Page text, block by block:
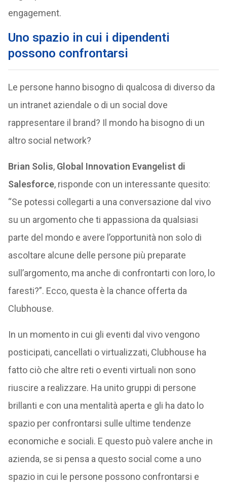
engagement.
Uno spazio in cui i dipendenti
possono confrontarsi
Le persone hanno bisogno di qualcosa di diverso da
un intranet aziendale o di un social dove
rappresentare il brand? Il mondo ha bisogno di un
altro social network?
Brian Solis, Global Innovation Evangelist di
Salesforce, risponde con un interessante quesito:
“Se potessi collegarti a una conversazione dal vivo
su un argomento che ti appassiona da qualsiasi
parte del mondo e avere l’opportunità non solo di
ascoltare alcune delle persone più preparate
sull’argomento, ma anche di confrontarti con loro, lo
faresti?”. Ecco, questa è la chance offerta da
Clubhouse.
In un momento in cui gli eventi dal vivo vengono
posticipati, cancellati o virtualizzati, Clubhouse ha
fatto ciò che altre reti o eventi virtuali non sono
riuscire a realizzare. Ha unito gruppi di persone
brillanti e con una mentalità aperta e gli ha dato lo
spazio per confrontarsi sulle ultime tendenze
economiche e sociali. E questo può valere anche in
azienda, se si pensa a questo social come a uno
spazio in cui le persone possono confrontarsi e